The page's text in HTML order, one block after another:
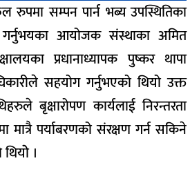
रुपमा सम्पन पार्न भब्य उपस्थितिका
आयोजक संस्थाका अमित
प्रधानाध्यापक पुष्कर थापा
सहयोग गर्नुभएको थियो उक्त
बृक्षारोपण कार्यलाई निरन्तरता
मात्रै पर्याबरणको संरक्षण गर्न सकिने
।